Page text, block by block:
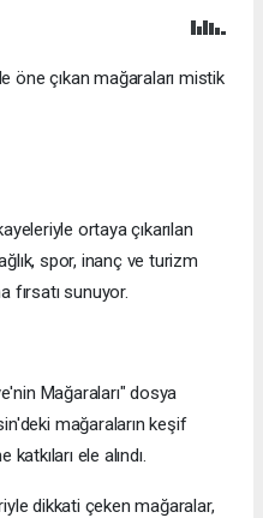
öne çıkan mağaraları mistik
ortaya çıkarılan
spor, inanç ve turizm
fırsatı sunuyor.
Mağaraları" dosya
mağaraların keşif
ele alındı.
dikkati çeken mağaralar,